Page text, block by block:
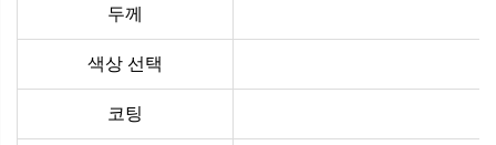
두께
색상 선택
코팅